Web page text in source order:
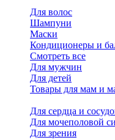
Для волос
Шампуни
Маски
Кондиционеры и
Смотреть все
Для мужчин
Для детей
Товары для мам и
Для сердца и
Для мочеполовой
Для зрения